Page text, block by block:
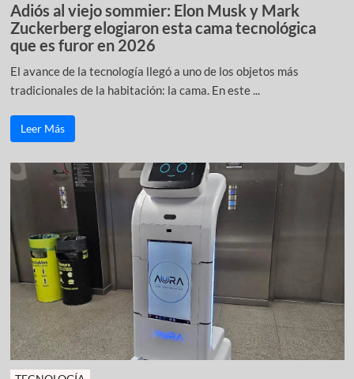
Adiós al viejo sommier: Elon Musk y Mark
Zuckerberg elogiaron esta cama tecnológica
que es furor en 2026
El avance de la tecnología llegó a uno de los objetos más
tradicionales de la habitación: la cama. En este ...
Leer Más